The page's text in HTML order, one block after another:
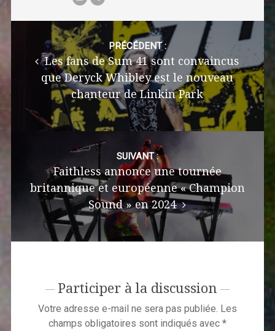
navigation
PRÉCÉDENT :
Les fans de Sum 41 sont convaincus
que Deryck Whibley est le nouveau
chanteur de Linkin Park
SUIVANT :
Faithless annonce une tournée
britannique et européenne « Champion
Sound » en 2024
Participer à la discussion
Votre adresse e-mail ne sera pas publiée. Les
champs obligatoires sont indiqués avec *